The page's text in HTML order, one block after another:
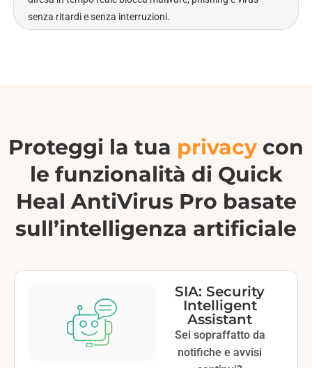
senza ritardi e senza interruzioni.
Proteggi la tua privacy con
le funzionalità di Quick
Heal AntiVirus Pro basate
sull’intelligenza artificiale
SIA: Security
Intelligent
Assistant
Sei sopraffatto da
notifiche e avvisi